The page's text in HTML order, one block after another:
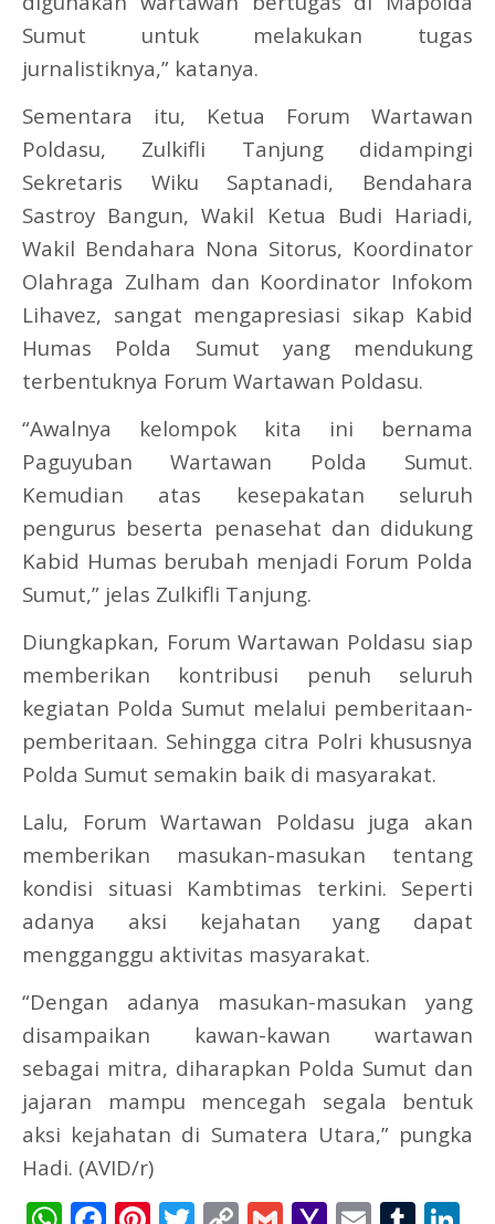
Sumut untuk melakukan tugas
jurnalistiknya,” katanya.
Sementara itu, Ketua Forum Wartawan
Poldasu, Zulkifli Tanjung didampingi
Sekretaris Wiku Saptanadi, Bendahara
Sastroy Bangun, Wakil Ketua Budi Hariadi,
Wakil Bendahara Nona Sitorus, Koordinator
Olahraga Zulham dan Koordinator Infokom
Lihavez, sangat mengapresiasi sikap Kabid
Humas Polda Sumut yang mendukung
terbentuknya Forum Wartawan Poldasu.
“Awalnya kelompok kita ini bernama
Paguyuban Wartawan Polda Sumut.
Kemudian atas kesepakatan seluruh
pengurus beserta penasehat dan didukung
Kabid Humas berubah menjadi Forum Polda
Sumut,” jelas Zulkifli Tanjung.
Diungkapkan, Forum Wartawan Poldasu siap
memberikan kontribusi penuh seluruh
kegiatan Polda Sumut melalui pemberitaan-
pemberitaan. Sehingga citra Polri khususnya
Polda Sumut semakin baik di masyarakat.
Lalu, Forum Wartawan Poldasu juga akan
memberikan masukan-masukan tentang
kondisi situasi Kambtimas terkini. Seperti
adanya aksi kejahatan yang dapat
mengganggu aktivitas masyarakat.
“Dengan adanya masukan-masukan yang
disampaikan kawan-kawan wartawan
sebagai mitra, diharapkan Polda Sumut dan
jajaran mampu mencegah segala bentuk
aksi kejahatan di Sumatera Utara,” pungka
Hadi. (AVID/r)